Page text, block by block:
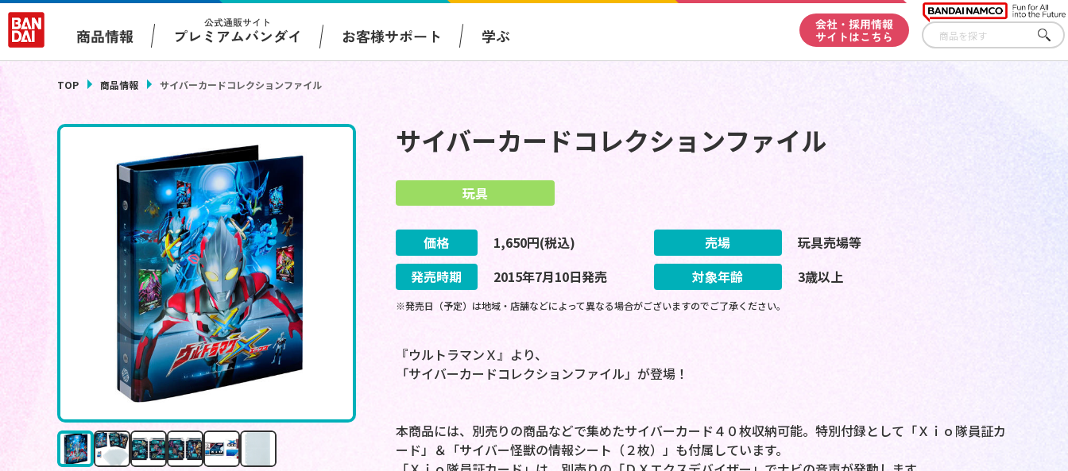
商品情報
公式通販サイト
プレミアムバンダイ お客様サポート 学ぶ
会社・採用情報
サイトはこちら
さが
す
TOP 商品情報 サイバーカードコレクションファイル
サイバーカードコレクションファイル
玩具
価格 1,650円(税込) 売場
玩具売場等
発売時期
2015年7月10日発売 対象年齢 3歳以上
※発売日（予定）は地域・店舗などによって異なる場合がございますのでご了承ください。
『ウルトラマンＸ』より、
「サイバーカードコレクションファイル」が登場！
本商品には、別売りの商品などで集めたサイバーカード４０枚収納可能。特別付録として「Ｘｉｏ隊員証カ
ード」＆「サイバー怪獣の情報シート（２枚）」も付属しています。